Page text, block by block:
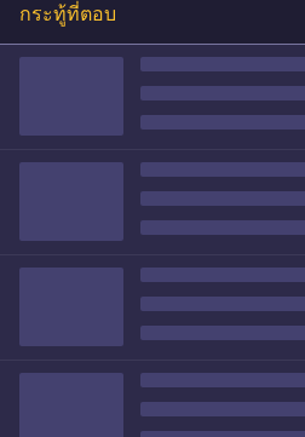
กระทู้ที่ตอบ